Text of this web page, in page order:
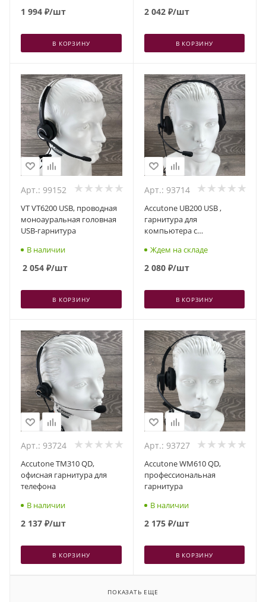
1 994 ₽/шт
В КОРЗИНУ
2 042₽/шт
В КОРЗИНУ
Арт.: 99152
VT VT6200 USB, проводная
моноауральная головная
USB-гарнитура
В наличии
2 054 ₽/шт
В КОРЗИНУ
Арт.: 93714
Accutone UB200 USB ,
гарнитура для
компьютера с
Ждем на складе
2 080₽/шт
В КОРЗИНУ
Арт.: 93724
Accutone TM310 QD,
офисная гарнитура для
телефона
В наличии
2 137 ₽/шт
В КОРЗИНУ
Арт.: 93727
Accutone WM610 QD,
профессиональная
гарнитура
В наличии
2 175₽/шт
В КОРЗИНУ
ПОКАЗАТЬ ЕЩЕ